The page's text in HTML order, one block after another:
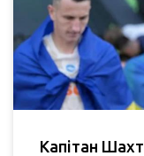
Капітан